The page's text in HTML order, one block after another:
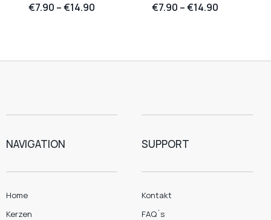
€7.90 –€14.90
€7.90 –€14.90
NAVIGATION
Home
Kerzen
SUPPORT
Kontakt
FAQ´s